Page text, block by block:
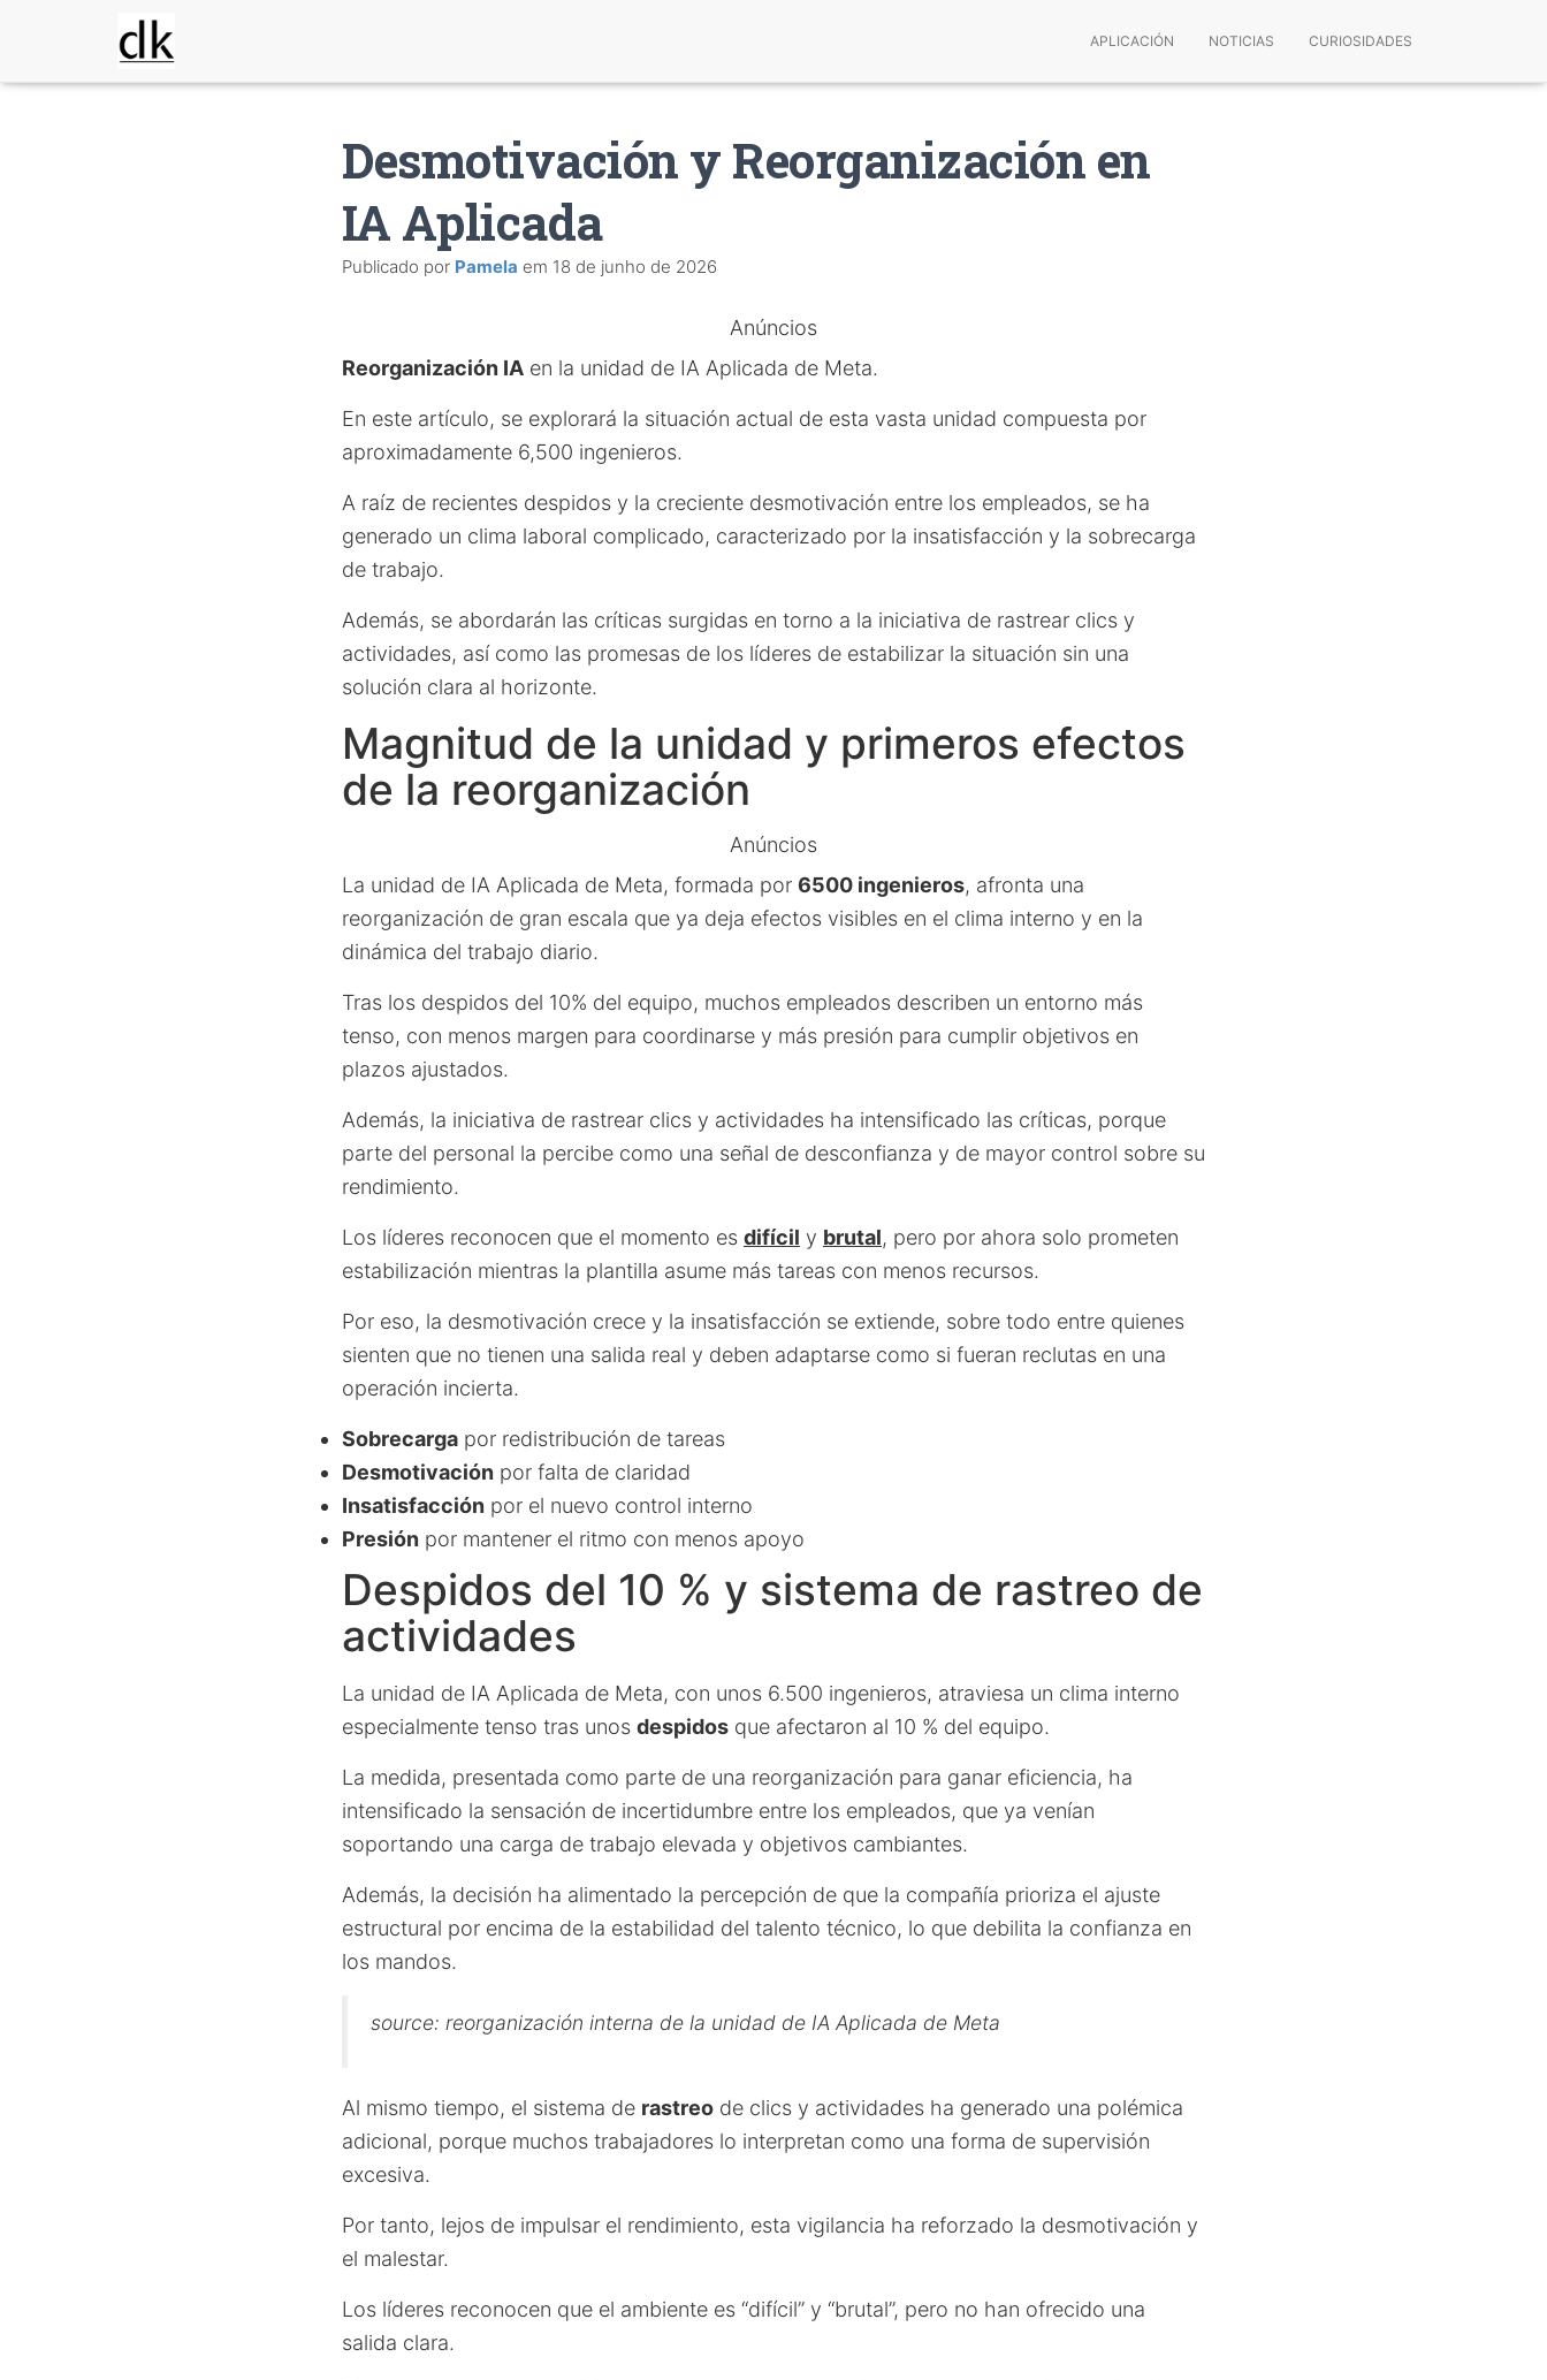
APLICACIÓN NOTICIAS CURIOSIDADES
Desmotivación y Reorganización en
IA Aplicada
Publicado por Pamela em 18 de junho de 2026
Anúncios
Reorganización IA en la unidad de IA Aplicada de Meta.
En este artículo, se explorará la situación actual de esta vasta unidad compuesta por
aproximadamente 6,500 ingenieros.
A raíz de recientes despidos y la creciente desmotivación entre los empleados, se ha
generado un clima laboral complicado, caracterizado por la insatisfacción y la sobrecarga
de trabajo.
Además, se abordarán las críticas surgidas en torno a la iniciativa de rastrear clics y
actividades, así como las promesas de los líderes de estabilizar la situación sin una
solución clara al horizonte.
Magnitud de la unidad y primeros efectos
de la reorganización
Anúncios
La unidad de IA Aplicada de Meta, formada por 6500 ingenieros, afronta una
reorganización de gran escala que ya deja efectos visibles en el clima interno y en la
dinámica del trabajo diario.
Tras los despidos del 10% del equipo, muchos empleados describen un entorno más
tenso, con menos margen para coordinarse y más presión para cumplir objetivos en
plazos ajustados.
Además, la iniciativa de rastrear clics y actividades ha intensificado las críticas, porque
parte del personal la percibe como una señal de desconfianza y de mayor control sobre su
rendimiento.
Los líderes reconocen que el momento es difícil y brutal, pero por ahora solo prometen
estabilización mientras la plantilla asume más tareas con menos recursos.
Por eso, la desmotivación crece y la insatisfacción se extiende, sobre todo entre quienes
sienten que no tienen una salida real y deben adaptarse como si fueran reclutas en una
operación incierta.
Sobrecarga por redistribución de tareas
Desmotivación por falta de claridad
Insatisfacción por el nuevo control interno
Presión por mantener el ritmo con menos apoyo
Despidos del 10 % y sistema de rastreo de
actividades
La unidad de IA Aplicada de Meta, con unos 6.500 ingenieros, atraviesa un clima interno
especialmente tenso tras unos despidos que afectaron al 10 % del equipo.
La medida, presentada como parte de una reorganización para ganar eficiencia, ha
intensificado la sensación de incertidumbre entre los empleados, que ya venían
soportando una carga de trabajo elevada y objetivos cambiantes.
Además, la decisión ha alimentado la percepción de que la compañía prioriza el ajuste
estructural por encima de la estabilidad del talento técnico, lo que debilita la confianza en
los mandos.
source: reorganización interna de la unidad de IA Aplicada de Meta
Al mismo tiempo, el sistema de rastreo de clics y actividades ha generado una polémica
adicional, porque muchos trabajadores lo interpretan como una forma de supervisión
excesiva.
Por tanto, lejos de impulsar el rendimiento, esta vigilancia ha reforzado la desmotivación y
el malestar.
Los líderes reconocen que el ambiente es “difícil” y “brutal”, pero no han ofrecido una
salida clara.